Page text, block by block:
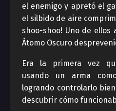
el enemigo y apretó el
el silbido de aire
shoo-shoo! Uno de ellos
Átomo Oscuro
Era la primera vez
usando un arma
logrando controlarlo
descubrir cómo